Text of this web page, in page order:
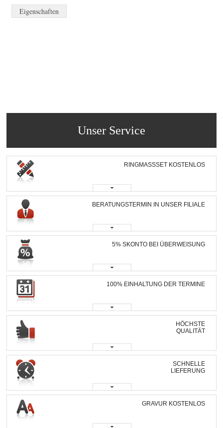
Eigenschaften
Unser Service
RINGMASSSET KOSTENLOS
BERATUNGSTERMIN IN UNSER FILIALE
5% SKONTO BEI ÜBERWEISUNG
100% EINHALTUNG DER TERMINE
HÖCHSTE
QUALITÄT
SCHNELLE
LIEFERUNG
GRAVUR KOSTENLOS